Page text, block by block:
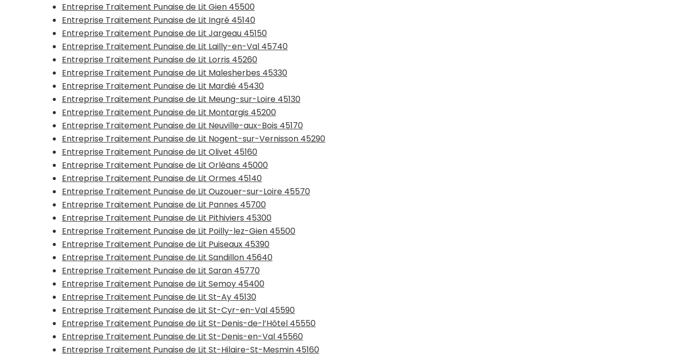
Entreprise Traitement Punaise de Lit Gien 45500
Entreprise Traitement Punaise de Lit Ingré 45140
Entreprise Traitement Punaise de Lit Jargeau 45150
Entreprise Traitement Punaise de Lit Lailly-en-Val 45740
Entreprise Traitement Punaise de Lit Lorris 45260
Entreprise Traitement Punaise de Lit Malesherbes 45330
Entreprise Traitement Punaise de Lit Mardié 45430
Entreprise Traitement Punaise de Lit Meung-sur-Loire 45130
Entreprise Traitement Punaise de Lit Montargis 45200
Entreprise Traitement Punaise de Lit Neuville-aux-Bois 45170
Entreprise Traitement Punaise de Lit Nogent-sur-Vernisson 45290
Entreprise Traitement Punaise de Lit Olivet 45160
Entreprise Traitement Punaise de Lit Orléans 45000
Entreprise Traitement Punaise de Lit Ormes 45140
Entreprise Traitement Punaise de Lit Ouzouer-sur-Loire 45570
Entreprise Traitement Punaise de Lit Pannes 45700
Entreprise Traitement Punaise de Lit Pithiviers 45300
Entreprise Traitement Punaise de Lit Poilly-lez-Gien 45500
Entreprise Traitement Punaise de Lit Puiseaux 45390
Entreprise Traitement Punaise de Lit Sandillon 45640
Entreprise Traitement Punaise de Lit Saran 45770
Entreprise Traitement Punaise de Lit Semoy 45400
Entreprise Traitement Punaise de Lit St-Ay 45130
Entreprise Traitement Punaise de Lit St-Cyr-en-Val 45590
Entreprise Traitement Punaise de Lit St-Denis-de-l’Hôtel 45550
Entreprise Traitement Punaise de Lit St-Denis-en-Val 45560
Entreprise Traitement Punaise de Lit St-Hilaire-St-Mesmin 45160